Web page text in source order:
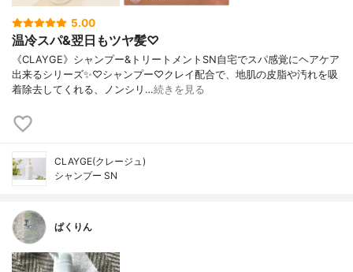
5.00
温冷スパ&翌日もツヤ髪♡
《CLAYGE》シャンプー&トリートメントSN自宅でスパ感覚にヘアケア
出来るシリーズ✨♡シャンプー♡クレイ配合で、地肌の皮脂や汚れを吸
着除去してくれる、ノンシリ…続きを見る
CLAYGE(クレージュ)
シャンプー SN
ぱくりん